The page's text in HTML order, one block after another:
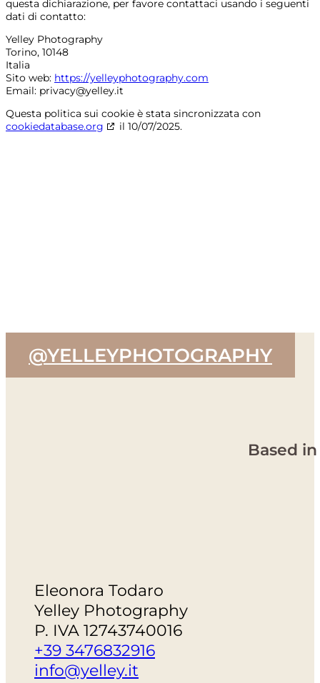
questa dichiarazione, per favore contattaci usando i seguenti
dati di contatto:
Yelley Photography
Torino, 10148
Italia
Sito web: https://yelleyphotography.com
Email: privacy@yelley.it
Questa politica sui cookie è stata sincronizzata con
cookiedatabase.org
il 10/07/2025.
@YELLEYPHOTOGRAPHY
Based
Eleonora Todaro
Yelley Photography
P. IVA 12743740016
+39 3476832916
info@yelley.it